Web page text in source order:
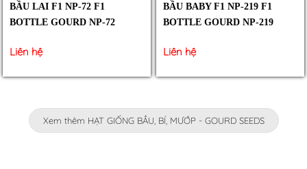
BẦU LAI F1 NP-72 F1
BOTTLE GOURD NP-72
Liên hệ
BẦU BABY F1 NP-219 F1
BOTTLE GOURD NP-219
Liên hệ
Xem thêm HẠT GIỐNG BẦU, BÍ, MƯỚP - GOURD SEEDS